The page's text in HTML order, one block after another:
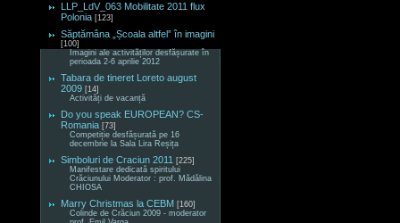
LLP_LdV_063 Mobilitate 2011 flux
Polonia [123]
Săptămâna „Școala altfel” în imagini
[100]
Imagini ale activităților desfășurate în
perioada 2-6 aprilie 2012
Tabara de tineret Loreto august
2009 [14]
Activități de vacanță
Do you speak EUROPEAN? CS-
Romania [73]
Competiție desfășurată pe 16
decembrie la Sala Lira Reșița
Simboluri de Craciun 2011 [225]
Manifestare dedicată spiritului
Crăciunului Moderator : prof. Mădălina
CHIOSA
Marry Christmas la CEBM [160]
Colinde de Crăciun 2009 - moderator